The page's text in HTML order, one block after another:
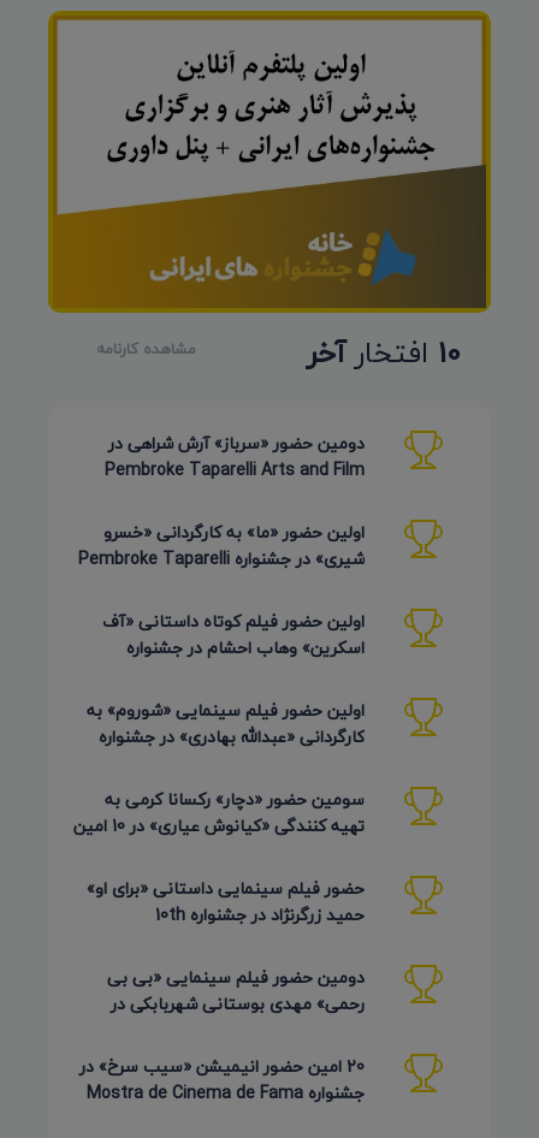
10 افتخارآخر مشاهده کارنامه
دومین حضور «سرباز» آرش شراهی در
Pembroke Taparelli Arts and Film
اولین حضور «ما» به کارگردانی «خسرو
شیری» در جشنواره Pembroke Taparelli
اولین حضور فیلم کوتاه داستانی «آف
اسکرین» وهاب احشام در جشنواره
اولین حضور فیلم سینمایی «شوروم» به
کارگردانی «عبدالله بهادری» در جشنواره
سومین حضور «دچار» رکسانا کرمی به
تهیه کنندگی «کیانوش عیاری» در 10 امین
حضور فیلم سینمایی داستانی «برای او»
حمید زرگرنژاد در جشنواره 10th
دومین حضور فیلم سینمایی «بی بی
رحمی» مهدی بوستانی شهربابکی در
20 امین حضور انیمیشن «سیب سرخ» در
جشنواره Mostra de Cinema de Fama